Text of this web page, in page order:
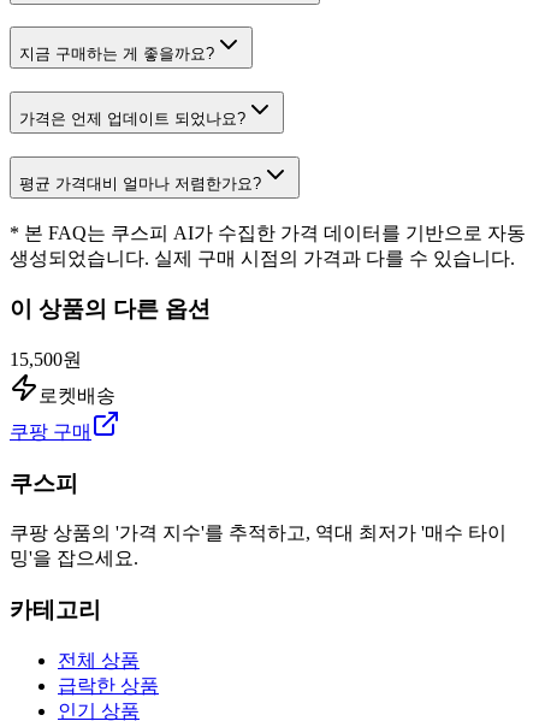
지금 구매하는 게 좋을까요?
가격은 언제 업데이트 되었나요?
평균 가격대비 얼마나 저렴한가요?
* 본 FAQ는 쿠스피 AI가 수집한 가격 데이터를 기반으로 자동
생성되었습니다. 실제 구매 시점의 가격과 다를 수 있습니다.
이 상품의 다른 옵션
15,500원
로켓배송
쿠팡 구매
쿠스피
쿠팡 상품의 '가격 지수'를 추적하고, 역대 최저가 '매수 타이
밍'을 잡으세요.
카테고리
전체 상품
급락한 상품
인기 상품